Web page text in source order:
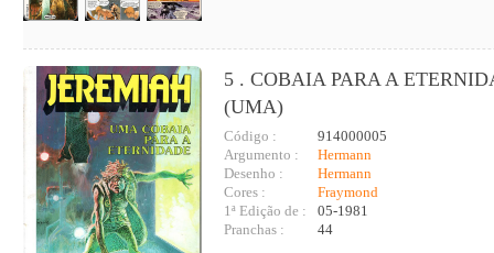
5 . COBAIA PARA A
(UMA)
Código :
914000005
Argumento :
Hermann
Desenho :
Hermann
Cores :
Fraymond
1ª Edição de :
05-1981
Pranchas :
44